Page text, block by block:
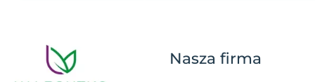
Nasza firma